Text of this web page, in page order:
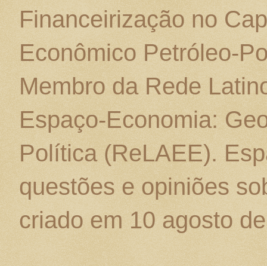
Financeirização no
Econômico Petróleo-
Membro da Rede
Espaço-Economia:
Política (ReLAEE).
questões e opiniões
criado em 10 agosto